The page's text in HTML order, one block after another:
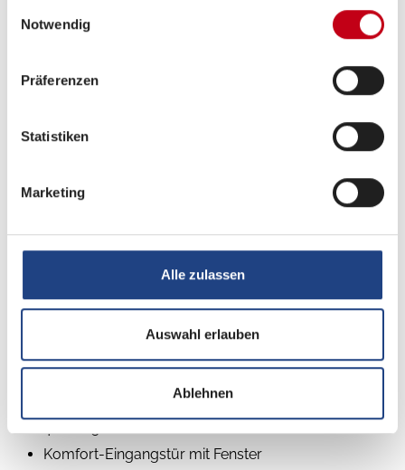
Notwendig
Präferenzen
Statistiken
Marketing
Alle zulassen
Auswahl erlauben
Ablehnen
Mercedes-Benz Sprinter 3,5 t - 417 CDI - 125
Automatikgetriebe 9G-TRONIC inkl. Hold Funktion
Außenfarbe Fahrerhaus Tenoritgrau (Metallic)
Designabklebung Xperience
Ganzjahresbereifung
Lederlenkrad
Aktiver Abstands-Assistent DISTRONIC PLUS inkl.
Lenkrad-Multifunktionstasten
EXTERIEUR / INTERIEUR
Markise inkl. LED-Beleuchtung, Gehäuse schwarz,
400 x 250 cm
Komfort-Eingangstür mit Fenster